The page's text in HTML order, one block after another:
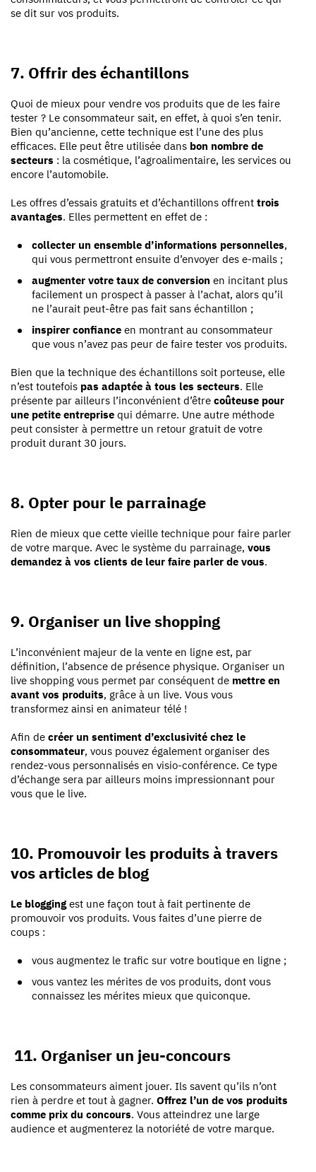
se dit sur vos produits.
7. Offrir des échantillons
Quoi de mieux pour vendre vos produits que de les faire
tester ? Le consommateur sait, en effet, à quoi s’en tenir.
Bien qu’ancienne, cette technique est l’une des plus
efficaces. Elle peut être utilisée dans bon nombre de
secteurs : la cosmétique, l’agroalimentaire, les services ou
encore l’automobile.
Les offres d’essais gratuits et d’échantillons offrent trois
avantages. Elles permettent en effet de :
collecter un ensemble d’informations personnelles,
qui vous permettront ensuite d’envoyer des e-mails ;
augmenter votre taux de conversion en incitant plus
facilement un prospect à passer à l’achat, alors qu’il
ne l’aurait peut-être pas fait sans échantillon ;
inspirer confiance en montrant au consommateur
que vous n’avez pas peur de faire tester vos produits.
Bien que la technique des échantillons soit porteuse, elle
n’est toutefois pas adaptée à tous les secteurs. Elle
présente par ailleurs l’inconvénient d’être coûteuse pour
une petite entreprise qui démarre. Une autre méthode
peut consister à permettre un retour gratuit de votre
produit durant 30 jours.
8. Opter pour le parrainage
Rien de mieux que cette vieille technique pour faire parler
de votre marque. Avec le système du parrainage, vous
demandez à vos clients de leur faire parler de vous.
9. Organiser un live shopping
L’inconvénient majeur de la vente en ligne est, par
définition, l’absence de présence physique. Organiser un
live shopping vous permet par conséquent de mettre en
avant vos produits, grâce à un live. Vous vous
transformez ainsi en animateur télé !
Afin de créer un sentiment d’exclusivité chez le
consommateur, vous pouvez également organiser des
rendez-vous personnalisés en visio-conférence. Ce type
d’échange sera par ailleurs moins impressionnant pour
vous que le live.
10. Promouvoir les produits à travers
vos articles de blog
Le bloggingest une façon tout à fait pertinente de
promouvoir vos produits. Vous faites d’une pierre de
coups :
vous augmentez le trafic sur votre boutique en ligne ;
vous vantez les mérites de vos produits, dont vous
connaissez les mérites mieux que quiconque.
11. Organiser un jeu-concours
Les consommateurs aiment jouer. Ils savent qu’ils n’ont
rien à perdre et tout à gagner. Offrez l’un de vos produits
comme prix du concours. Vous atteindrez une large
audience et augmenterez la notoriété de votre marque.